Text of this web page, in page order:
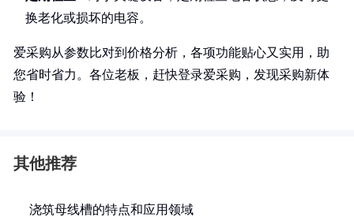
换老化或损坏的电容。
爱采购从参数比对到价格分析，各项功能贴心又实用，助
您省时省力。各位老板，赶快登录爱采购，发现采购新体
验！
其他推荐
浇筑母线槽的特点和应用领域